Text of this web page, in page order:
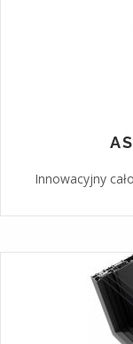
Innowacyjny